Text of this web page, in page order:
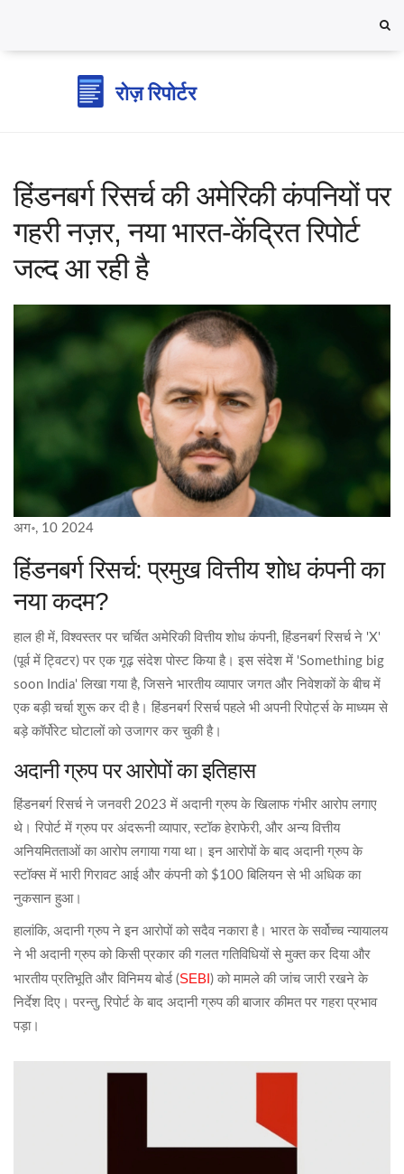
हिंडनबर्ग रिसर्च की अमेरिकी कंपनियों पर
गहरी नज़र, नया भारत-केंद्रित रिपोर्ट
जल्द आ रही है
अग॰, 10 2024
हिंडनबर्ग रिसर्च: प्रमुख वित्तीय शोध कंपनी का
नया कदम?
हाल ही में, विश्वस्तर पर चर्चित अमेरिकी वित्तीय शोध कंपनी, हिंडनबर्ग रिसर्च ने 'X'
(पूर्व में ट्विटर) पर एक गूढ़ संदेश पोस्ट किया है। इस संदेश में 'Something big
soon India' लिखा गया है, जिसने भारतीय व्यापार जगत और निवेशकों के बीच में
एक बड़ी चर्चा शुरू कर दी है। हिंडनबर्ग रिसर्च पहले भी अपनी रिपोर्ट्स के माध्यम से
बड़े कॉर्पोरेट घोटालों को उजागर कर चुकी है।
अदानी ग्रुप पर आरोपों का इतिहास
हिंडनबर्ग रिसर्च ने जनवरी 2023 में अदानी ग्रुप के खिलाफ गंभीर आरोप लगाए
थे। रिपोर्ट में ग्रुप पर अंदरूनी व्यापार, स्टॉक हेराफेरी, और अन्य वित्तीय
अनियमितताओं का आरोप लगाया गया था। इन आरोपों के बाद अदानी ग्रुप के
स्टॉक्स में भारी गिरावट आई और कंपनी को $100 बिलियन से भी अधिक का
नुकसान हुआ।
हालांकि, अदानी ग्रुप ने इन आरोपों को सदैव नकारा है। भारत के सर्वोच्च न्यायालय
ने भी अदानी ग्रुप को किसी प्रकार की गलत गतिविधियों से मुक्त कर दिया और
भारतीय प्रतिभूति और विनिमय बोर्ड (SEBI) को मामले की जांच जारी रखने के
निर्देश दिए। परन्तु, रिपोर्ट के बाद अदानी ग्रुप की बाजार कीमत पर गहरा प्रभाव
पड़ा।